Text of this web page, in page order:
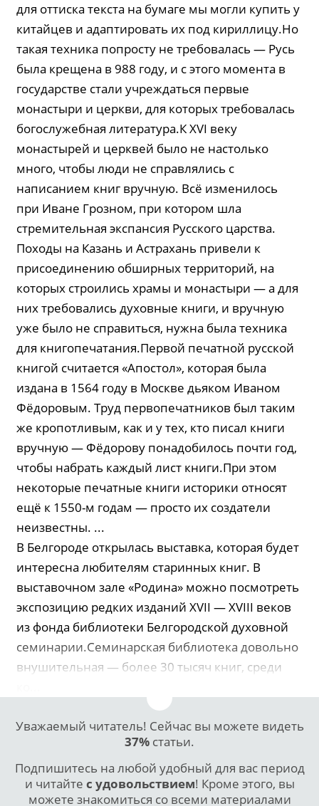
для оттиска текста на бумаге мы могли купить у
китайцев и адаптировать их под кириллицу.Но
такая техника попросту не требовалась — Русь
была крещена в 988 году, и с этого момента в
государстве стали учреждаться первые
монастыри и церкви, для которых требовалась
богослужебная литература.К XVI веку
монастырей и церквей было не настолько
много, чтобы люди не справлялись с
написанием книг вручную. Всё изменилось
при Иване Грозном, при котором шла
стремительная экспансия Русского царства.
Походы на Казань и Астрахань привели к
присоединению обширных территорий, на
которых строились храмы и монастыри — а для
них требовались духовные книги, и вручную
уже было не справиться, нужна была техника
для книгопечатания.Первой печатной русской
книгой считается «Апостол», которая была
издана в 1564 году в Москве дьяком Иваном
Фёдоровым. Труд первопечатников был таким
же кропотливым, как и у тех, кто писал книги
вручную — Фёдорову понадобилось почти год,
чтобы набрать каждый лист книги.При этом
некоторые печатные книги историки относят
ещё к 1550-м годам — просто их создатели
неизвестны. ...
В Белгороде открылась выставка, которая будет
интересна любителям старинных книг. В
выставочном зале «Родина» можно посмотреть
экспозицию редких изданий XVII — XVIII веков
из фонда библиотеки Белгородской духовной
семинарии.Семинарская библиотека довольно
внушительная — более 30 тысяч книг, среди
Уважаемый читатель! Сейчас вы можете видеть
37% статьи.
Подпишитесь на любой удобный для вас период
и читайте с удовольствием! Кроме этого, вы
можете знакомиться со всеми материалами